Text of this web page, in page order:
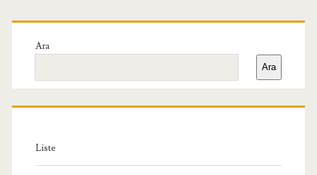
Birincil
Yan
Menü
Ara
Ara
Liste